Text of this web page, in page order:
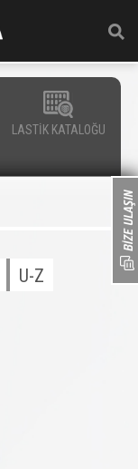
LASTİK KATALOĞU
U-Z